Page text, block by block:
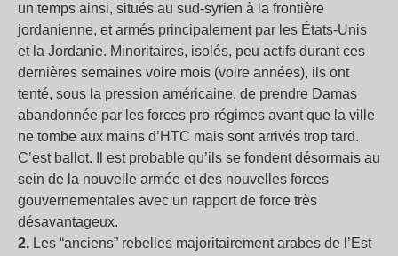
un temps ainsi, situés au sud-syrien à la frontière
jordanienne, et armés principalement par les États-Unis
et la Jordanie. Minoritaires, isolés, peu actifs durant ces
dernières semaines voire mois (voire années), ils ont
tenté, sous la pression américaine, de prendre Damas
abandonnée par les forces pro-régimes avant que la ville
ne tombe aux mains d’HTC mais sont arrivés trop tard.
C’est ballot. Il est probable qu’ils se fondent désormais au
sein de la nouvelle armée et des nouvelles forces
gouvernementales avec un rapport de force très
désavantageux.
2. Les “anciens” rebelles majoritairement arabes de l’Est